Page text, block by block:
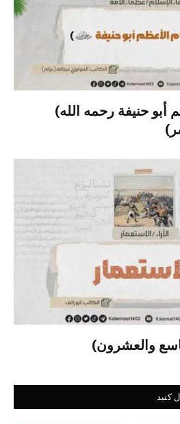
أبو حنيفة رحمه الله)
والعشرون)
کنید